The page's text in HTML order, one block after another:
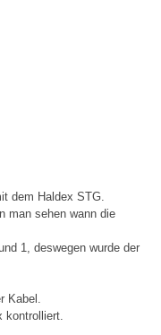
dem Haldex STG.
man sehen wann die
1, deswegen wurde der
Kabel.
kontrolliert.